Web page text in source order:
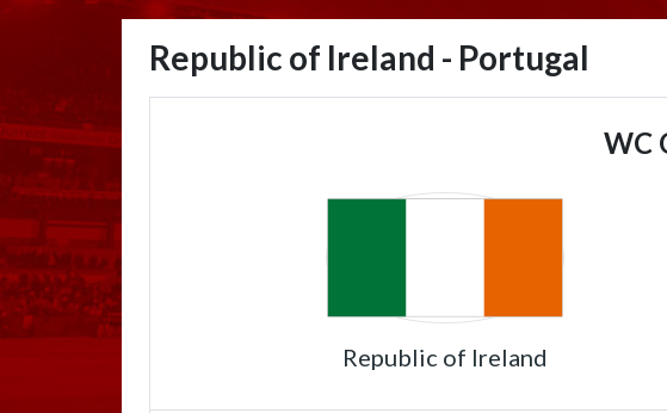
Republic of Ireland - Portugal
WC
Republic of Ireland